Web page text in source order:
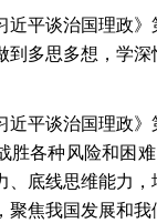
近平谈治国理政
到多思多想，学
近平谈治国理政
胜各种风险和困
、底线思维能力
聚焦我国发展和